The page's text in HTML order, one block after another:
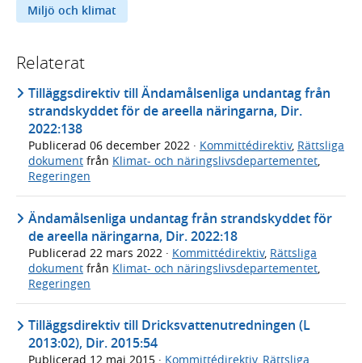
Miljö och klimat
Relaterat
Tilläggsdirektiv till Ändamålsenliga undantag från
strandskyddet för de areella näringarna, Dir.
2022:138
Publicerad 06 december 2022 · Kommittédirektiv, Rättsliga
dokument från Klimat- och näringslivsdepartementet,
Regeringen
Ändamålsenliga undantag från strandskyddet för
de areella näringarna, Dir. 2022:18
Publicerad 22 mars 2022 · Kommittédirektiv, Rättsliga
dokument från Klimat- och näringslivsdepartementet,
Regeringen
Tilläggsdirektiv till Dricksvattenutredningen (L
2013:02), Dir. 2015:54
Publicerad 12 maj 2015 · Kommittédirektiv, Rättsliga